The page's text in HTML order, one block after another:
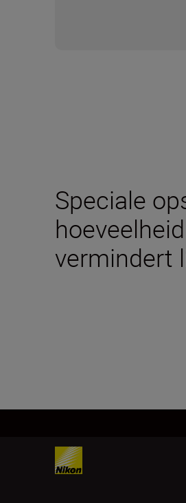
Speciale
vermindert